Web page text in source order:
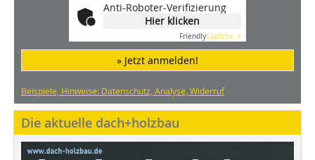
Anti-Roboter-Verifizierung
Hier klicken
FriendlyCaptcha ⇗
» Jetzt anmelden!
Beispiele, Hinweise: Datenschutz, Analyse, Widerruf
Die aktuelle dach+holzbau